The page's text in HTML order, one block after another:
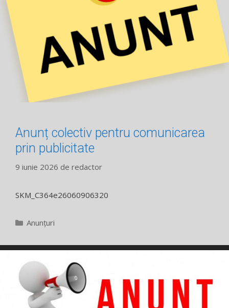
Anunț colectiv pentru comunicarea
prin publicitate
9 iunie 2026 de redactor
SKM_C364e26060906320
Categorii
Anunțuri